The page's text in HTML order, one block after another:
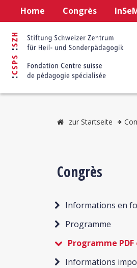
Home Congrès
zur Startseite
Congrès
Informations en
Programme
Programme
Informations